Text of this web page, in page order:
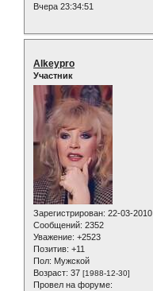
Вчера 23:34:51
Alkeypro
Участник
Зарегистрирован: 22-03-2010
Сообщений: 2352
Уважение: +2523
Позитив: +11
Пол: Мужской
Возраст: 37 [1988-12-30]
Провел на форуме: